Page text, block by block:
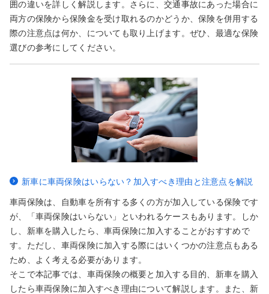
囲の違いを詳しく解説します。さらに、交通事故にあった場合に
両方の保険から保険金を受け取れるのかどうか、保険を併用する
際の注意点は何か、についても取り上げます。ぜひ、最適な保険
選びの参考にしてください。
新車に車両保険はいらない？加入すべき理由と注意点を解説
車両保険は、自動車を所有する多くの方が加入している保険です
が、「車両保険はいらない」といわれるケースもあります。しか
し、新車を購入したら、車両保険に加入することがおすすめで
す。ただし、車両保険に加入する際にはいくつかの注意点もある
ため、よく考える必要があります。
そこで本記事では、車両保険の概要と加入する目的、新車を購入
したら車両保険に加入すべき理由について解説します。また、新